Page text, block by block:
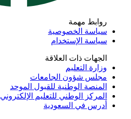
روابط مهمة
سياسة الخصوصية
سياسة الإستخدام
الجهات ذات العلاقة
وزارة التعليم
مجلس شؤون الجامعات
المنصة الوطنية للقبول الموحد
المركز الوطني للتعليم الإلكتروني
أدرس في السعودية